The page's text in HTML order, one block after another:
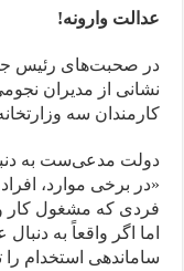
عدالت وارونه!
در صحبت‌های رئیس
نشانی از مدیران
کارمندان سه
دولت مدعی‌ست به
«در برخی موارد،
فردی که مشغول کار
اما اگر واقعاً به
ساماندهی استخدام را